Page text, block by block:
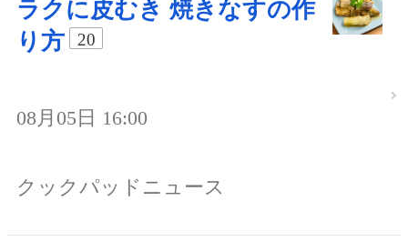
ラクに皮むき 焼きなすの作
り方
20
08月05日 16:00
クックパッドニュース